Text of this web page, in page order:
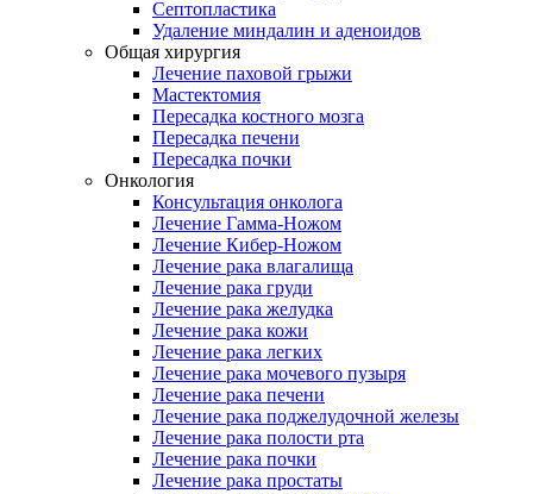
Септопластика
Удаление миндалин и аденоидов
Общая хирургия
Лечение паховой грыжи
Мастектомия
Пересадка костного мозга
Пересадка печени
Пересадка почки
Онкология
Консультация онколога
Лечение Гамма-Ножом
Лечение Кибер-Ножом
Лечение рака влагалища
Лечение рака груди
Лечение рака желудка
Лечение рака кожи
Лечение рака легких
Лечение рака мочевого пузыря
Лечение рака печени
Лечение рака поджелудочной железы
Лечение рака полости рта
Лечение рака почки
Лечение рака простаты